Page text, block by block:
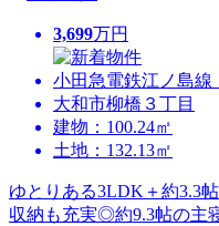
3,699万円
小田急電鉄江ノ島
大和市柳橋３丁目
建物：100.24㎡
土地：132.13㎡
ゆとりある3LDK＋約3.3
収納も充実◎約9.3帖の主